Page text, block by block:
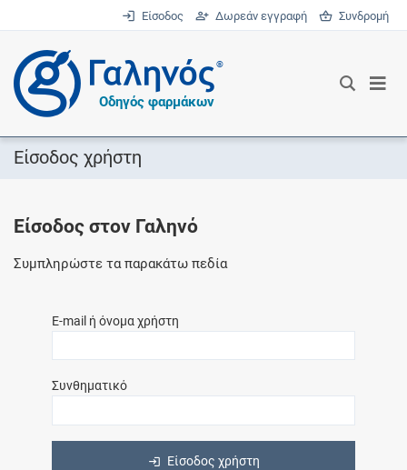
Είσοδος Δωρεάν εγγραφή Συνδρομή
®
Οδηγός φαρμάκων
Είσοδος χρήστη
Είσοδος στον Γαληνό
Συμπληρώστε τα παρακάτω πεδία
E-mail ή όνομα χρήστη
Συνθηματικό
Είσοδος χρήστη